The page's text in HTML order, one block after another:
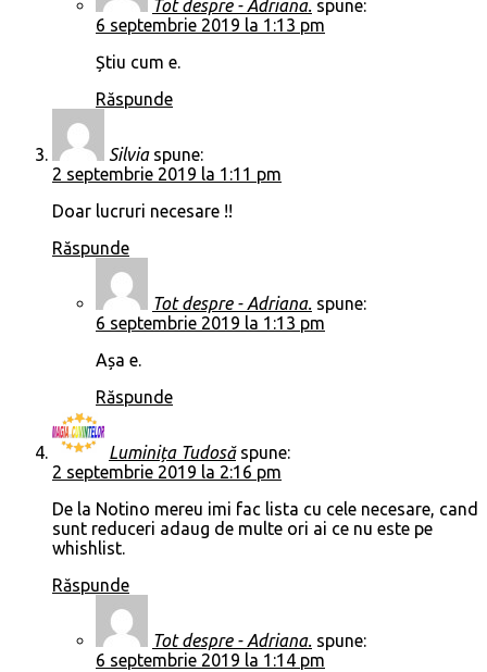
Tot despre - Adriana. spune:
6 septembrie 2019 la 1:13 pm
Știu cum e.
Răspunde
Silvia spune:
2 septembrie 2019 la 1:11 pm
Doar lucruri necesare !!
Răspunde
Tot despre - Adriana. spune:
6 septembrie 2019 la 1:13 pm
Așa e.
Răspunde
Luminița Tudosă spune:
2 septembrie 2019 la 2:16 pm
De la Notino mereu imi fac lista cu cele necesare, cand
sunt reduceri adaug de multe ori ai ce nu este pe
whishlist.
Răspunde
Tot despre - Adriana. spune:
6 septembrie 2019 la 1:14 pm